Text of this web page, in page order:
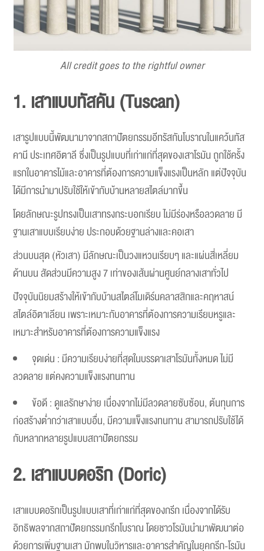
All credit goes to the rightful owner
1. เสาแบบทัสคัน (Tuscan)
เสารูปแบบนี้พัฒนามาจากสถาปัตยกรรมอีทรัสกันโบราณในแคว้นทัส
คานี ประเทศอิตาลี ซึ่งเป็นรูปแบบที่เก่าแก่ที่สุดของเสาโรมัน ถูกใช้ครั้ง
แรกในอาคารไม้และอาคารที่ต้องการความแข็งแรงเป็นหลัก แต่ปัจจุบัน
ได้มีการนำมาปรับใช้ให้เข้ากับบ้านหลายสไตล์มากขึ้น
โดยลักษณะรูปทรงเป็นเสาทรงกระบอกเรียบ ไม่มีร่องหรือลวดลาย มี
ฐานเสาแบบเรียบง่าย ประกอบด้วยฐานล่างและคอเสา
ส่วนบนสุด (หัวเสา) มีลักษณะเป็นวงแหวนเรียบๆ และแผ่นสี่เหลี่ยม
ด้านบน สัดส่วนมีความสูง 7 เท่าของเส้นผ่านศูนย์กลางเสาทั่วไป
ปัจจุบันนิยมสร้างให้เข้ากับบ้านสไตล์โมเดิร์นคลาสสิกและคฤหาสน์
สไตล์อิตาเลียน เพราะเหมาะกับอาคารที่ต้องการความเรียบหรูและ
เหมาะสำหรับอาคารที่ต้องการความแข็งแรง
จุดเด่น : มีความเรียบง่ายที่สุดในบรรดาเสาโรมันทั้งหมด ไม่มี
ลวดลาย แต่คงความแข็งแรงทนทาน
ข้อดี : ดูแลรักษาง่าย เนื่องจากไม่มีลวดลายซับซ้อน, ต้นทุนการ
ก่อสร้างต่ำกว่าเสาแบบอื่น, มีความแข็งแรงทนทาน สามารถปรับใช้ได้
กับหลากหลายรูปแบบสถาปัตยกรรม
2. เสาแบบดอริก (Doric)
เสาแบบดอริกเป็นรูปแบบเสาที่เก่าแก่ที่สุดของกรีก เนื่องจากได้รับ
อิทธิพลจากสถาปัตยกรรมกรีกโบราณ โดยชาวโรมันนำมาพัฒนาต่อ
ด้วยการเพิ่มฐานเสา มักพบในวิหารและอาคารสำคัญในยุคกรีก-โรมัน